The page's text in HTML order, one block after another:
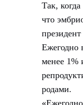
Так,
что
Ежегодно
менее 1%
родами.